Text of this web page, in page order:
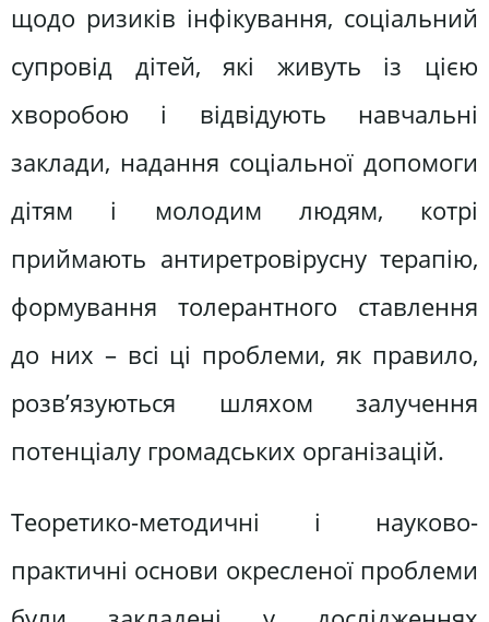
щодо ризиків інфікування, соціальний
супровід дітей, які живуть із цією
хворобою і відвідують навчальні
заклади, надання соціальної допомоги
дітям і молодим людям, котрі
приймають антиретровірусну терапію,
формування толерантного ставлення
до них – всі ці проблеми, як правило,
розв’язуються шляхом залучення
потенціалу громадських організацій.
Теоретико-методичні і науково-
практичні основи окресленої проблеми